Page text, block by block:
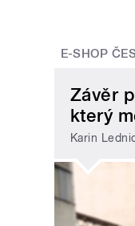
E-SHOP
Závěr
který
Karin